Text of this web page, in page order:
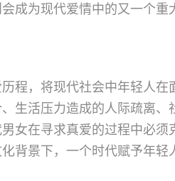
成为现代爱情中的又一个重
程，将现代社会中年轻人在
生活压力造成的人际疏离、
女在寻求真爱的过程中必须
背景下，一个时代赋予年轻